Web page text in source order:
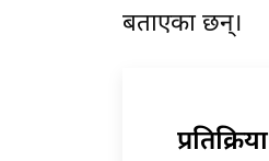
बताएका छन्।
प्रतिक्रिया